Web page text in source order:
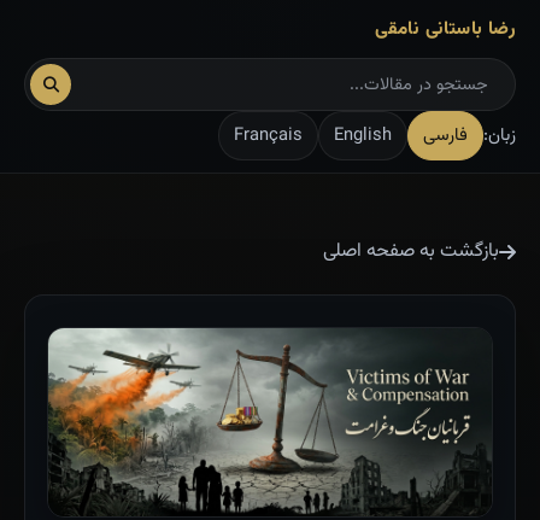
رضا باستانی نامقی
زبان: فارسی English
Français
بازگشت به صفحه اصلی